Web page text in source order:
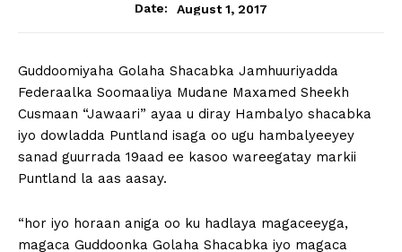
Date:
August 1, 2017
Guddoomiyaha Golaha Shacabka Jamhuuriyadda
Federaalka Soomaaliya Mudane Maxamed Sheekh
Cusmaan “Jawaari” ayaa u diray Hambalyo shacabka
iyo dowladda Puntland isaga oo ugu hambalyeeyey
sanad guurrada 19aad ee kasoo wareegatay markii
Puntland la aas aasay.
“hor iyo horaan aniga oo ku hadlaya magaceeyga,
magaca Guddoonka Golaha Shacabka iyo magaca